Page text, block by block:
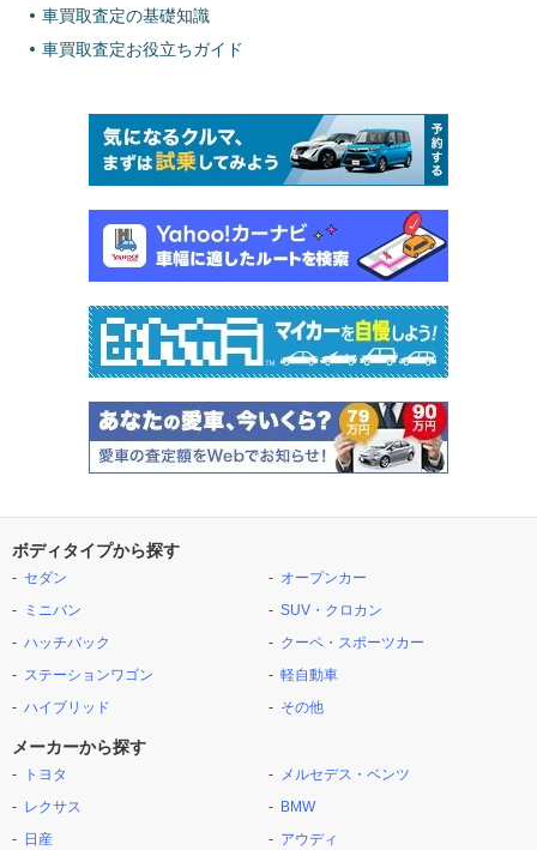
車買取査定の基礎知識
車買取査定お役立ちガイド
ボディタイプから探す
セダン
ミニバン
ハッチバック
ステーションワゴン
ハイブリッド
オープンカー
SUV・クロカン
クーペ・スポーツカー
軽自動車
その他
メーカーから探す
トヨタ
レクサス
日産
メルセデス・ベンツ
BMW
アウディ